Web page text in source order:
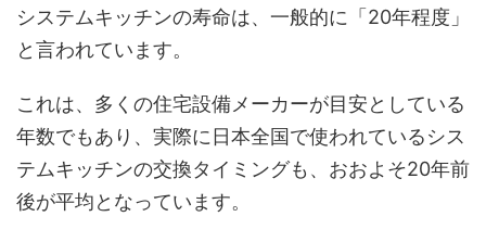
システムキッチンの寿命は、一般的に「20年程度」
と言われています。
これは、多くの住宅設備メーカーが目安としている
年数でもあり、実際に日本全国で使われているシス
テムキッチンの交換タイミングも、おおよそ20年前
後が平均となっています。